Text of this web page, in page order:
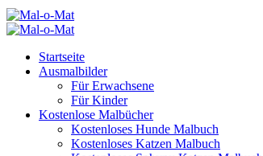
Startseite
Ausmalbilder
Für Erwachsene
Für Kinder
Kostenlose Malbücher
Kostenloses Hunde Malbuch
Kostenloses Katzen Malbuch